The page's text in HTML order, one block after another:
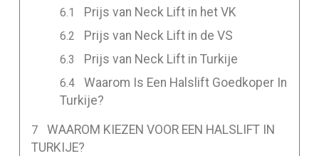
Prijs van Neck Lift in het VK
Prijs van Neck Lift in de VS
Prijs van Neck Lift in Turkije
Waarom Is Een Halslift Goedkoper In
Turkije?
WAAROM KIEZEN VOOR EEN HALSLIFT IN
TURKIJE?